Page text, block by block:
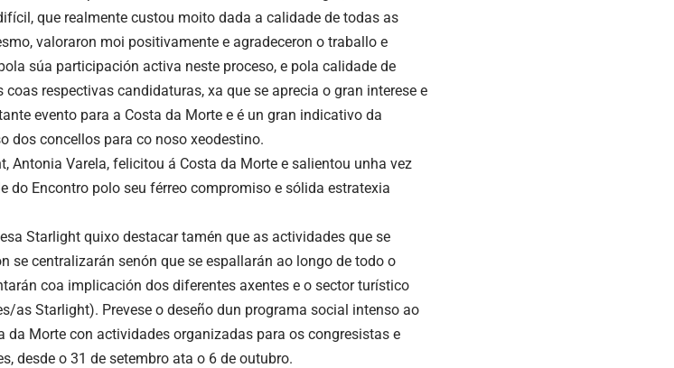
que realmente custou moito dada a calidade de todas as
valoraron moi positivamente e agradeceron o traballo e
súa participación activa neste proceso, e pola calidade de
respectivas candidaturas, xa que se aprecia o gran interese e
evento para a Costa da Morte e é un gran indicativo da
dos concellos para co noso xeodestino.
Antonia Varela, felicitou á Costa da Morte e salientou unha vez
do Encontro polo seu férreo compromiso e sólida estratexia
Starlight quixo destacar tamén que as actividades que se
se centralizarán senón que se espallarán ao longo de todo o
coa implicación dos diferentes axentes e o sector turístico
as Starlight). Prevese o deseño dun programa social intenso ao
da Morte con actividades organizadas para os congresistas e
desde o 31 de setembro ata o 6 de outubro.